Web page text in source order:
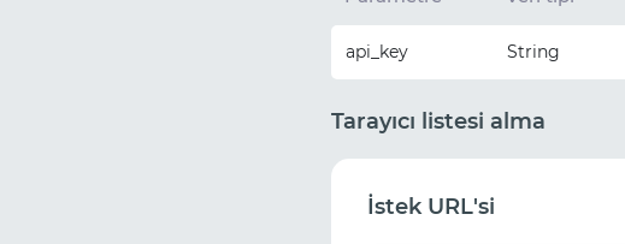
api_key String
Tarayıcı listesi alma
İstek URL'si